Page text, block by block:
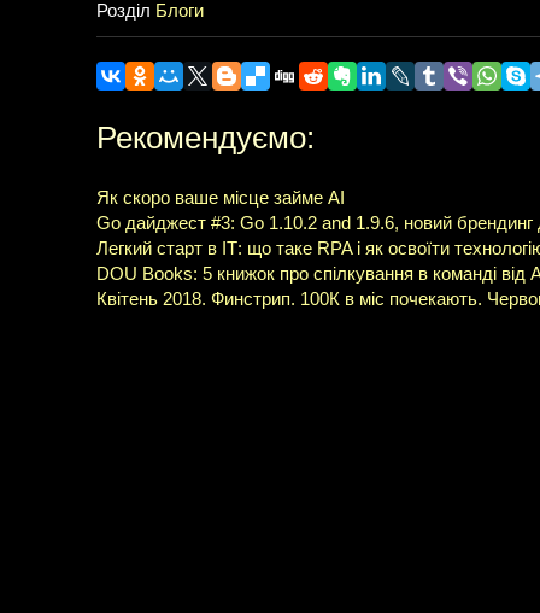
Розділ Блоги
Рекомендуємо:
Як скоро ваше місце займе AI
Go дайджест #3: Go 1.10.2 and 1.9.6, новий
Легкий старт в ІТ: що таке RPA і як освоїти
DOU Books: 5 книжок про спілкування в команді від
Квітень 2018. Финстрип. 100К в міс почекають.